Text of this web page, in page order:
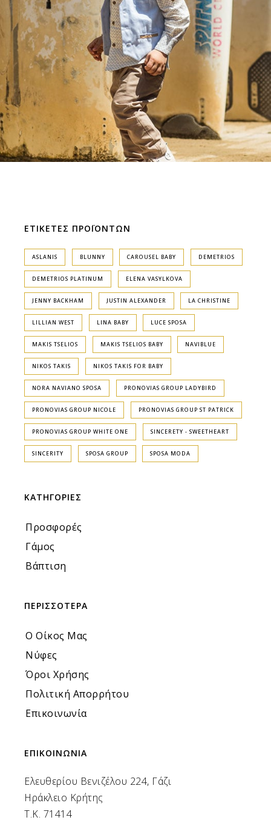
ΕΤΙΚΕΤΕΣ ΠΡΟΪΟΝΤΩΝ
ASLANIS BLUNNY CAROUSEL BABY DEMETRIOS
DEMETRIOS PLATINUM ELENA VASYLKOVA
JENNY BACKHAM JUSTIN ALEXANDER LA CHRISTINE
LILLIAN WEST LINA BABY LUCE SPOSA
MAKIS TSELIOS MAKIS TSELIOS BABY NAVIBLUE
NIKOS TAKIS NIKOS TAKIS FOR BABY
NORA NAVIANO SPOSA PRONOVIAS GROUP LADYBIRD
PRONOVIAS GROUP NICOLE PRONOVIAS GROUP ST PATRICK
PRONOVIAS GROUP WHITE ONE SINCERETY - SWEETHEART
SINCERITY SPOSA GROUP SPOSA MODA
ΚΑΤΗΓΟΡΙΕΣ
Προσφορές
Γάμος
Βάπτιση
ΠΕΡΙΣΣΟΤΕΡΑ
Ο Οίκος Μας
Νύφες
Όροι Χρήσης
Πολιτική Απορρήτου
Επικοινωνία
ΕΠΙΚΟΙΝΩΝΙΑ
Ελευθερίου Βενιζέλου 224, Γάζι
Ηράκλειο Κρήτης
Τ.Κ. 71414